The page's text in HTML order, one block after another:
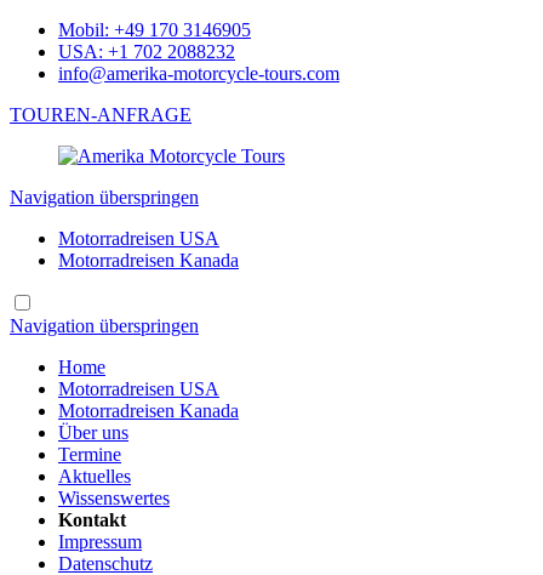
Mobil: +49 170 3146905
USA: +1 702 2088232
info@amerika-motorcycle-tours.com
TOUREN-ANFRAGE
Navigation überspringen
Motorradreisen USA
Motorradreisen Kanada
Navigation überspringen
Home
Motorradreisen USA
Motorradreisen Kanada
Über uns
Termine
Aktuelles
Wissenswertes
Kontakt
Impressum
Datenschutz